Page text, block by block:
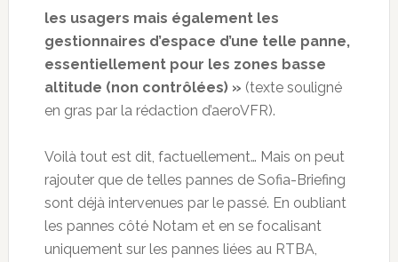
les usagers mais également les
gestionnaires d’espace d’une telle panne,
essentiellement pour les zones basse
altitude (non contrôlées) » (texte souligné
en gras par la rédaction d’aeroVFR).
Voilà tout est dit, factuellement… Mais on peut
rajouter que de telles pannes de Sofia-Briefing
sont déjà intervenues par le passé. En oubliant
les pannes côté Notam et en se focalisant
uniquement sur les pannes liées au RTBA,